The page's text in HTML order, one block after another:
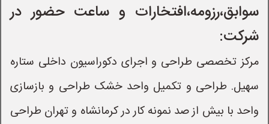
سوابق،رزومه،افتخارات و ساعت حضور در
شرکت:
مرکز تخصصی طراحی و اجرای دکوراسیون داخلی ستاره
سهیل. طراحی و تکمیل واحد خشک طراحی و بازسازی
واحد با بیش از صد نمونه کار در کرمانشاه و تهران طراحی